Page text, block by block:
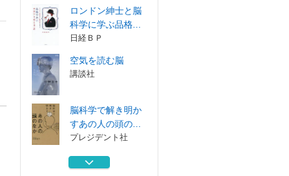
ロンドン紳士と脳
科学に学ぶ品格...
日経ＢＰ
空気を読む脳
講談社
脳科学で解き明か
すあの人の頭の...
プレジデント社
眠れない夜に、言